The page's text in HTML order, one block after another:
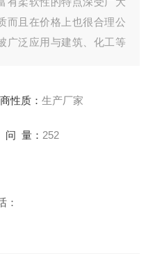
而且在价格上也很合理公
广泛应用与建筑、化工等
性质： 生产厂家
问 量： 252
：